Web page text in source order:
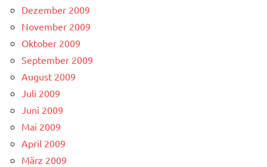
Dezember 2009
November 2009
Oktober 2009
September 2009
August 2009
Juli 2009
Juni 2009
Mai 2009
April 2009
März 2009